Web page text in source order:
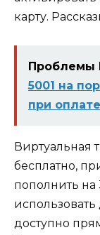
карту.
Проблемы
5001 на
при
Виртуальная
бесплатно,
пополнить
доступно